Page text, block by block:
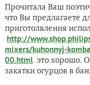
Прочитала Ваш
что Вы предлагаете
приготолвления
http://
mixers/kuhonnyj-
00.html это хорошо.
закатки огурцов в